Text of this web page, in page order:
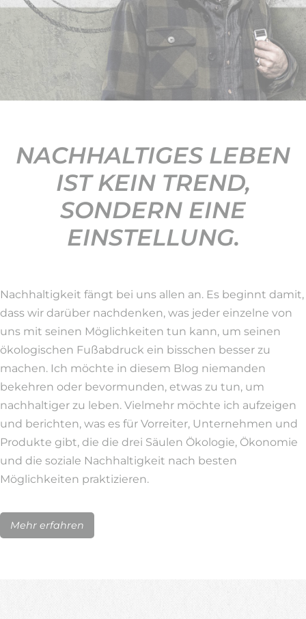
NACHHALTIGES LEBEN
IST KEIN TREND,
SONDERN EINE
EINSTELLUNG.
Nachhaltigkeit fängt bei uns allen an. Es beginnt damit,
dass wir darüber nachdenken, was jeder einzelne von
uns mit seinen Möglichkeiten tun kann, um seinen
ökologischen Fußabdruck ein bisschen besser zu
machen. Ich möchte in diesem Blog niemanden
bekehren oder bevormunden, etwas zu tun, um
nachhaltiger zu leben. Vielmehr möchte ich aufzeigen
und berichten, was es für Vorreiter, Unternehmen und
Produkte gibt, die die drei Säulen Ökologie, Ökonomie
und die soziale Nachhaltigkeit nach besten
Möglichkeiten praktizieren.
Mehr erfahren